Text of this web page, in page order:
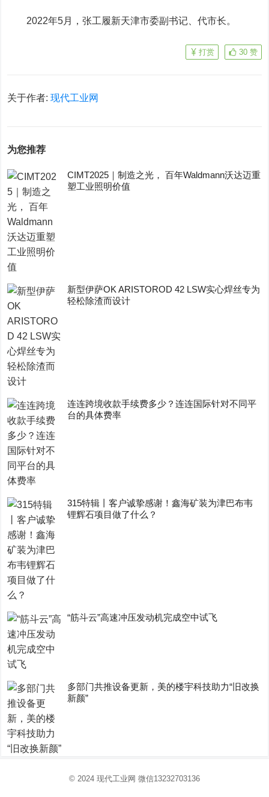
2022年5月，张工履新天津市委副书记、代市长。
30 赞
打赏
关于作者:现代工业网
为您推荐
CIMT2025｜制造之光， 百年Waldmann沃达迈重
塑工业照明价值
新型伊萨OK ARISTOROD 42 LSW实心焊丝专为
轻松除渣而设计
连连跨境收款手续费多少？连连国际针对不同平
台的具体费率
315特辑丨客户诚挚感谢！鑫海矿装为津巴布韦
锂辉石项目做了什么？
“筋斗云”高速冲压发动机完成空中试飞
多部门共推设备更新，美的楼宇科技助力“旧改换
新颜”
© 2024 现代工业网 微信13232703136